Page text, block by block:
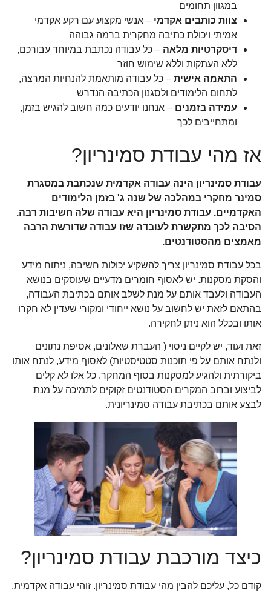
במגוון תחומים
צוות כותבים אקדמי – אנשי מקצוע עם רקע אקדמי
אמיתי ויכולת כתיבה מחקרית ברמה גבוהה
דיסקרטיות מלאה – כל עבודה נכתבת במיוחד עבורכם,
ללא העתקות וללא שימוש חוזר
התאמה אישית – כל עבודה מותאמת להנחיות המרצה,
לתחום הלימודים ולסגנון הכתיבה הנדרש
עמידה בזמנים – אנחנו יודעים כמה חשוב להגיש בזמן,
ומתחייבים לכך
אז מהי עבודת סמינריון?
עבודת סמינריון הינה עבודה אקדמית שנכתבת במסגרת
סמינר מחקרי במהלכה של שנה ג' בזמן הלימודים
האקדמיים. עבודת סמינריון היא עבודה שלה חשיבות רבה.
הסיבה לכך מתקשרת לעובדה שזו עבודה שדורשת הרבה
מאמצים מהסטודנטים.
בכל עבודת סמינריון צריך להשקיע יכולות חשיבה, ניתוח מידע
והסקת מסקנות. יש לאסוף חומרים מדעיים שעוסקים בנושא
העבודה ולעבד אותם על מנת לשלב אותם בכתיבת העבודה,
בהתאם לזאת יש לחשוב על נושא ייחודי ומקורי שעדין לא חקרו
אותו ובכלל הוא ניתן לחקירה.
זאת ועוד, יש לקיים ניסוי ( העברת שאלונים, אסיפת נתונים
ולנתח אותם על פי תוכנות סטטיסטיות) לאסוף מידע, לנתח אותו
ביקורתית ולהגיע למסקנות בסוף המחקר. כל אלו לא קלים
לביצוע וברוב המקרים הסטודנטים זקוקים לתמיכה על מנת
לבצע אותם בכתיבת עבודה סמינריונית.
כיצד מורכבת עבודת סמינריון?
קודם כל, עליכם להבין מהי עבודת סמינריון. זוהי עבודה אקדמית,